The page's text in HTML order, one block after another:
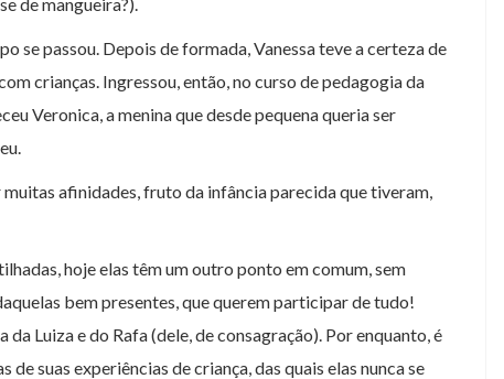
se passou. Depois de formada, Vanessa teve a certeza de
crianças. Ingressou, então, no curso de pedagogia da
Veronica, a menina que desde pequena queria ser
afinidades, fruto da infância parecida que tiveram,
hoje elas têm um outro ponto em comum, sem
bem presentes, que querem participar de tudo!
Luiza e do Rafa (dele, de consagração). Por enquanto, é
suas experiências de criança, das quais elas nunca se